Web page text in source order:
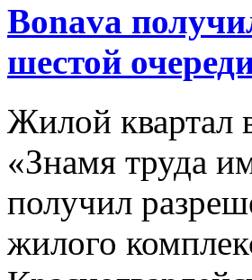
Bonava
шестой
Жилой квартал
«Знамя труда
получил
жилого